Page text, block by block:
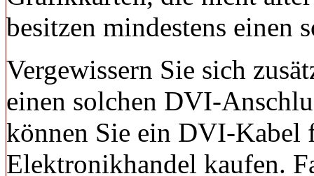
besitzen mindestens einen
Vergewissern Sie sich
einen solchen DVI-
können Sie ein DVI-Kabel
Elektronikhandel kaufen.